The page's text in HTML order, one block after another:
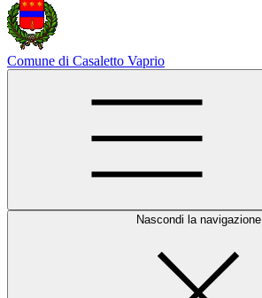
Comune di Casaletto Vaprio
Nascondi la navigazione